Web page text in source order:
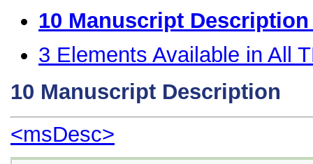
10 Manuscript Description
3 Elements Available in All
10 Manuscript Description
<msDesc>